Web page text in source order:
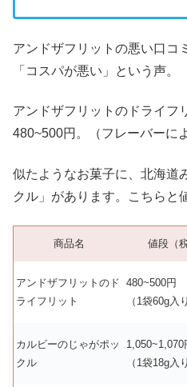
アンドザフリットの悪い口コ
「コスパが悪い」という声。
アンドザフリットのドライフ
480~500円。（フレーバーに
似たようなお菓子に、北海道
クル」があります。こちらと
商品名 値段（
アンドザフリットのド
ライフリット
480~500円
（1袋60g入
カルビーのじゃがポッ
クル
1,050~1,070
（1袋18g入